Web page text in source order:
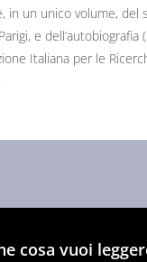
in un unico volume, del
e dell’autobiografia (
Italiana per le
cosa vuoi